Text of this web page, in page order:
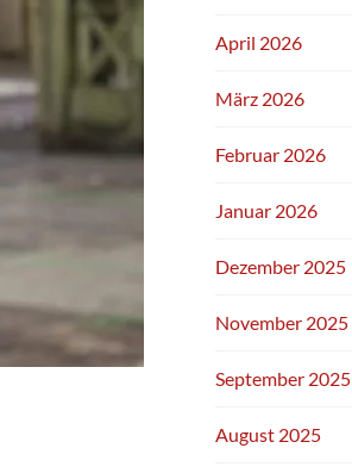
April 2026
März 2026
Februar 2026
Januar 2026
Dezember 2025
November 2025
September 2025
August 2025